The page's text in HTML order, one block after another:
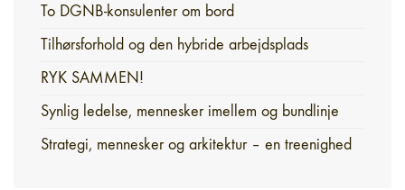
To DGNB-konsulenter om bord
Tilhørsforhold og den hybride arbejdsplads
RYK SAMMEN!
Synlig ledelse, mennesker imellem og bundlinje
Strategi, mennesker og arkitektur – en treenighed